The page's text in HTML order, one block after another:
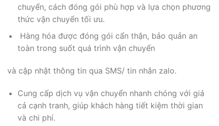
chuyển, cách đóng gói phù hợp và lựa chọn phương
thức vận chuyển tối ưu.
Hàng hóa được đóng gói cẩn thận, bảo quản an
toàn trong suốt quá trình vận chuyển
và cập nhật thông tin qua SMS/ tin nhắn zalo.
Cung cấp dịch vụ vận chuyển nhanh chóng với giá
cả cạnh tranh, giúp khách hàng tiết kiệm thời gian
và chi phí.